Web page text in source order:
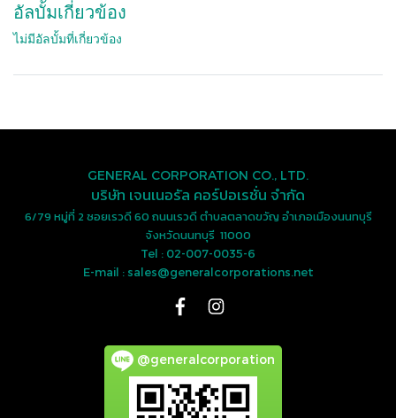
อัลบั้มเกี่ยวข้อง
ไม่มีอัลบั้มที่เกี่ยวข้อง
GENERAL CORPORATION CO., LTD.
บริษัท เจนเนอรัล คอร์ปอเรชั่น จำกัด
6/79 หมู่ที่ 2 ซอยเรวดี 60 ถนนเรวดี ตำบลตลาดขวัญ อำเภอเมืองนนทบุรี
จังหวัดนนทบุรี 11000
Tel : 02-007-0035-6
E-mail : sales@generalcorporations.net
@generalcorporation